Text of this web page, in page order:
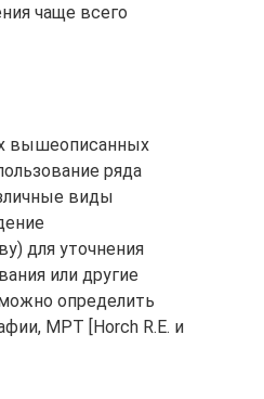
чаще всего
вышеописанных
ряда
виды
для уточнения
или другие
определить
МРТ [Horch R.E. и